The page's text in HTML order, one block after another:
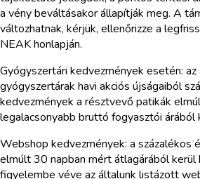
a vény beváltásakor állapítják meg. A
változhatnak, kérjük, ellenőrizze a
NEAK honlapján.
Gyógyszertári kedvezmények esetén: az
gyógyszertárak havi akciós újságaiból
kedvezmények a résztvevő patikák
legalacsonyabb bruttó fogyasztói árából
Webshop kedvezmények: a százalékos
elmúlt 30 napban mért átlagárából kerül
figyelembe véve az általunk listázott